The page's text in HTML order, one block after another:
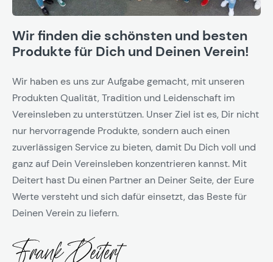
Wir finden die schönsten und besten
Produkte für Dich und Deinen Verein!
Wir haben es uns zur Aufgabe gemacht, mit unseren
Produkten Qualität, Tradition und Leidenschaft im
Vereinsleben zu unterstützen. Unser Ziel ist es, Dir nicht
nur hervorragende Produkte, sondern auch einen
zuverlässigen Service zu bieten, damit Du Dich voll und
ganz auf Dein Vereinsleben konzentrieren kannst. Mit
Deitert hast Du einen Partner an Deiner Seite, der Eure
Werte versteht und sich dafür einsetzt, das Beste für
Deinen Verein zu liefern.